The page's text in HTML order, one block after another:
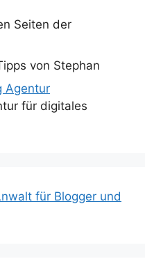
Seiten der
von Stephan
Agentur
für digitales
für Blogger und